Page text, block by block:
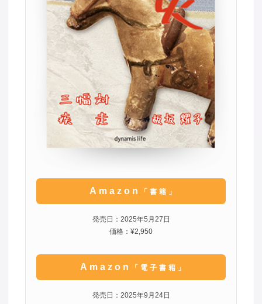
Amazon 「書籍」
発売日：2025年5月27日
価格：¥2,950
Amazon 「電子書籍」
発売日：2025年9月24日